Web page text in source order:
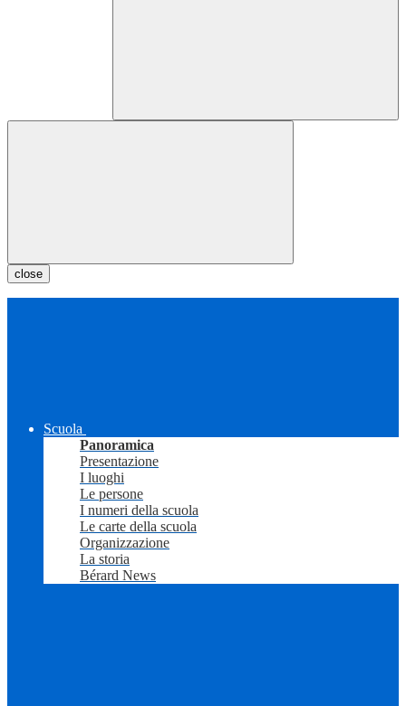
close
Scuola
Panoramica
Presentazione
I luoghi
Le persone
I numeri della scuola
Le carte della scuola
Organizzazione
La storia
Bérard News